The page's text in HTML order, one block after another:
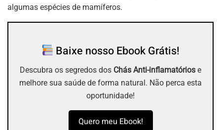
algumas espécies de mamíferos.
Baixe nosso Ebook Grátis!
Descubra os segredos dos Chás Anti-inflamatórios e
melhore sua saúde de forma natural. Não perca esta
oportunidade!
Quero meu Ebook!